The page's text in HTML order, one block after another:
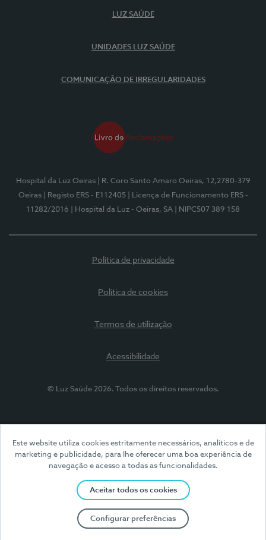
Este website utiliza cookies estritamente necessários, analíticos e de
marketing e publicidade, para lhe oferecer uma boa experiência de
navegação e acesso a todas as funcionalidades.
Aceitar todos os cookies
Configurar preferências
LUZ SAÚDE
UNIDADES LUZ SAÚDE
COMUNICAÇÃO DE IRREGULARIDADES
Hospital da Luz Oeiras
| R. Coro Santo Amaro Oeiras, 12,2780-379
Oeiras
| Registo ERS - E112405
| Licença de Funcionamento ERS -
11282/2016
| Hospital da Luz - Oeiras, SA | NIPC507 389 158
Política de privacidade
Política de cookies
Termos de utilização
Acessibilidade
© Luz Saúde 2026. Todos os direitos reservados.